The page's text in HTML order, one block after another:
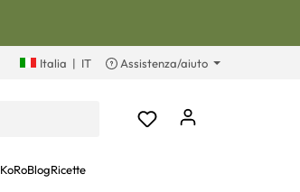
Italia | IT Assistenza/aiuto
KoRoBlogRicette